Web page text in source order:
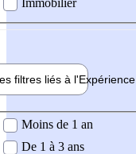
filtres liés à l'Expérience
demandée
Moins de 1 an
De 1 à 3 ans